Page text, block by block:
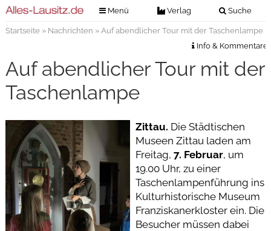
Menü Verlag Suche
Verlag
Kontakt
Impressum
Nachrichten
Anzeigenannahme
Anzeigensuche
Digitale Ausgaben
Startseite» Nachrichten » Auf abendlicher Tour mit der Taschenlampe
Info & Kommentare
Auf abendlicher Tour mit der
Taschenlampe
Zittau. Die Städtischen
Museen Zittau laden am
Freitag, 7. Februar, um
19.00 Uhr, zu einer
Taschenlampenführung ins
Kulturhistorische Museum
Franziskanerkloster ein. Die
Besucher müssen dabei